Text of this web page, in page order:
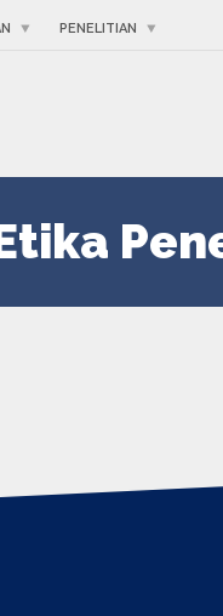
PENELITIAN